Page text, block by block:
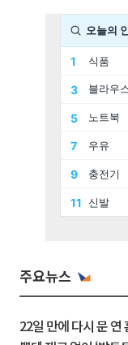
주요뉴스
22일 만에 다시 문